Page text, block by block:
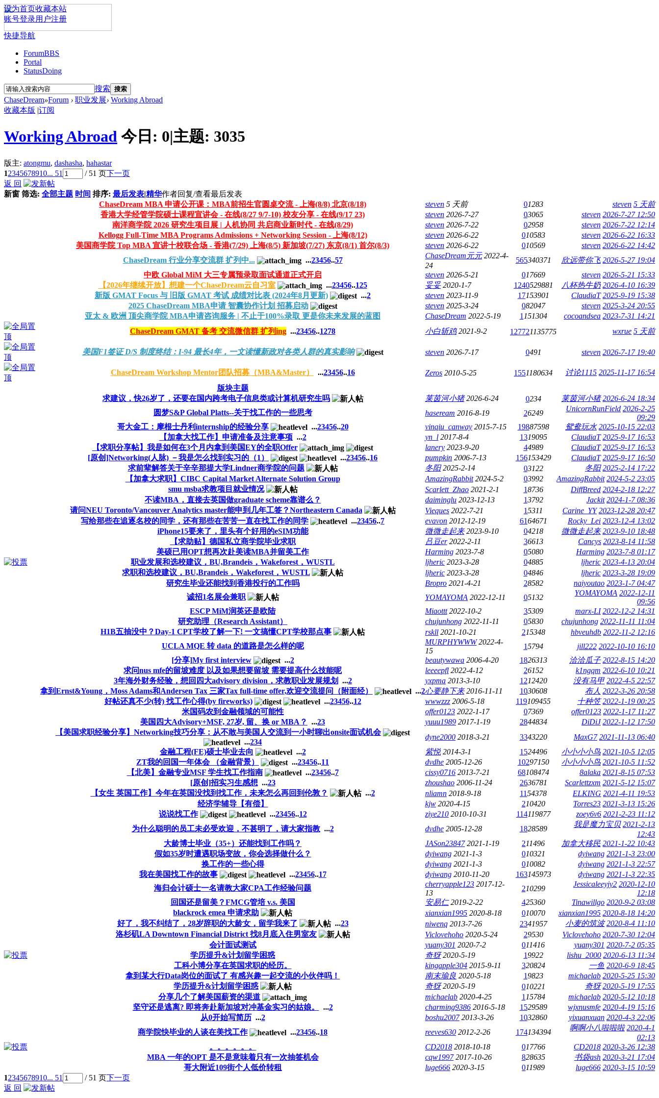
设为首页收藏本站
账号登录用户注册
快捷导航
ForumBBS
Portal
StatusDoing
搜索 搜索
ChaseDream»Forum › 职业发展› Working Abroad
收藏本版 |订阅
Working Abroad 今日: 0|主题: 3035
版主: atongmu, dashasha, hahastar
12345678910... 51 / 51 页下一页
返 回
新窗 筛选: 全部主题 时间 排序: 最后发表|精华作者回复/查看最后发表
ChaseDream MBA 申请公开课：MBA前招生官圆桌交流 - 上海(8/8) 北京(8/18)
steven 5 天前 01283 steven 5 天前
香港大学经管学院硕士课程宣讲会 - 在线(8/27 9/7-10) 校友分享 - 在线(9/17 23)
steven 2026-7-27 03065 steven 2026-7-27 12:50
南洋商学院 2026 研究生项目展 | 人机协同 共启商业新时代 - 在线(8/29)
steven 2026-7-22 02958 steven 2026-7-22 12:14
Kellogg Full-Time MBA Programs Admissions + Networking Session - 上海(8/12)
steven 2026-6-22 010583 steven 2026-6-22 16:33
美国商学院 Top MBA 宣讲十校联合场 - 香港(7/29) 上海(8/5) 新加坡(7/27) 东京(8/1) 首尔(8/3)
steven 2026-6-22 010569 steven 2026-6-22 14:42
ChaseDream 行业分享交流群 扩列中...
...23456..57
ChaseDream元元 2022-4-
24
565340371 欣远带你飞 2026-5-27 19:04
中欧 Global MiM 大三专属预录取面试通道正式开启
steven 2026-5-21 017669 steven 2026-5-21 15:33
【2026年继续开放】想建一个ChaseDream云自习室
...23456..125 妥妥 2020-1-7 1240529881 八杯热牛奶 2026-4-10 16:39
新版 GMAT Focus 与 旧版 GMAT 考试 成绩对比表 (2024年8月更新)
...2 steven 2023-11-9 17153901 ClaudiaT 2025-9-19 15:38
2025 ChaseDream MBA申请 智囊协作计划 招募启动
steven 2025-3-24 082047 steven 2025-3-24 20:55
亚太 & 欧洲 顶尖商学院 MBA申请咨询服务 | 不止于100%录取 更是你未来发展的蓝图
ChaseDream 2022-5-19 1 151304 cocoandsea 2023-7-31 14:21
ChaseDream GMAT 备考 交流微信群 扩列ing ...23456..1278 小白斩鸡 2021-9-2 127721135775 wxrue 5 天前
美国F1签证 D/S 制度终结：I-94 最长4年，一文读懂新政对各类人群的真实影响 steven 2026-7-17 0491 steven 2026-7-17 19:40
ChaseDream Workshop Mentor团队招募（MBA&Master） ...23456..16 Zeros 2010-5-25 1551180634 讨论1115 2025-11-17 16:54
版块主题
求建议，快26岁了，还要在国内跨考电子信息类或计算机研究生吗
莱茵河小猪 2026-6-24 0234 莱茵河小猪 2026-6-24 18:34
圆梦S&P Global Platts--关于找工作的一些思考
haseream 2016-8-19 26249
UnicornRunField 2026-2-25
09:29
哥大金工：摩根士丹利internship的经验分享
...23456..20 vinqiu_canway 2015-7-15 19887598 鸳鸯玩水 2025-10-15 22:03
【加拿大找工作】申请准备及注意事项 ...2 yn_l 2017-8-4 1319095 ClaudiaT 2025-9-17 16:53
【求职分享帖】我是如何在3个月内拿到美国EY的全职Offer
lanery 2023-9-20 44989 ClaudiaT 2025-9-17 16:53
[原创]Networking(人脉) －我是怎么找到实习的（1）
...23456..16 pumpkin 2006-7-13 156153429 ClaudiaT 2025-9-17 16:50
求前辈解答关于辛辛那提大学Lindner商学院的问题
冬阳 2025-2-14 03122 冬阳 2025-2-14 17:22
【加拿大求职】CIBC Capital Market Alternate Solution Group
AmazingRabbit 2024-5-2 03992 AmazingRabbit 2024-5-2 23:05
smu msba求教项目就业情况
Scarlett_Zhao 2021-2-1 18736 DiffBreed 2024-2-18 12:27
不读MBA，直接去英国做graduate scheme靠谱么？
daiminglu 2023-12-13 13792 Jackit 2024-1-7 08:36
请问NEU Toronto/Vancouver Analytics master能申到几年工签？Northeastern Canada
Vieques 2022-7-21 15311 Carine_YY 2023-12-28 20:47
写给那些在追逐名校的同学，还有那些在苦苦一直在找工作的同学
...23456..7 evavon 2012-12-19 6164671 Rocky_Lei 2023-12-4 13:02
iPhone15要来了，里头有个好用的eSIM功能
微微走起来 2023-9-10 04218 微微走起来 2023-9-10 18:48
【求助贴】德国私立商学院毕业求职
吕豆er 2022-2-11 36613 Cancys 2023-8-14 11:58
美硕已用OPT想再次赴美读MBA并留美工作
Harming 2023-7-8 05080 Harming 2023-7-8 01:17
职业发展和选校建议，BU,Brandeis，Wakeforest，WUSTL
ljheric 2023-3-28 04885 ljheric 2023-4-13 20:04
求职和选校建议，BU,Brandeis，Wakeforest，WUSTL
ljheric 2023-3-28 04846 ljheric 2023-3-28 19:09
研究生毕业还能找到香港投行的工作吗
Bropro 2021-4-21 28582 naiyoutao 2023-1-7 04:47
诚招1名展会兼职
YOMAYOMA 2022-12-11 05132
YOMAYOMA 2022-12-11
09:56
ESCP MiM润英还是欧陆
Miaottt 2022-10-2 35309 marx-LI 2022-12-2 14:31
研究助理（Research Assistant）
chujunhong 2022-11-11 05830 chujunhong 2022-11-11 11:04
H1B五抽没中？Day-1 CPT学校了解一下! 一文搞懂CPT学校那点事
rskll 2021-10-21 215348 hbveuhdb 2022-11-2 12:16
UCLA MQE 转 data 的道路是怎么样的呢
MURPHYWWW 2022-4-
15
15794 jill222 2022-10-10 16:10
[分享]My first interview
...2 beautywawa 2006-4-20 1826313 洽洽瓜子 2022-8-15 14:20
求问nus mfe的留坡难度 以及如果想要留坡 需要提高什么技能呢
leeeepfl 2022-4-12 26152 k1ngqm 2022-6-10 10:21
3年海外财务经验，想回四大advisory division，求教职业发展规划
...2 yxpma 2013-3-10 1212420 没有马甲 2022-4-5 22:57
拿到Ernst&Young，Moss Adams和Andersen Tax 三家Tax full-time offer,欢迎交流提问（附面经）
...2心要静下来 2016-11-11 1030608 布人 2022-3-26 20:58
好帖还真不少(转) 找工作心得(by fireworks)
...23456..12 wwwzzz 2006-5-18 119109455 十种笠 2022-1-19 00:25
米国码农到金融领域的可能性
offer0123 2022-1-17 07369 offer0123 2022-1-17 11:27
美国四大Advisory+MSF, 27岁, 留、换 or MBA？
...23 yuuu1989 2017-1-19 2844834 DiDiJ 2022-1-12 17:50
【美国求职经验分享】Networking技巧分享：从不敢与美国人交流到一小时聊出onsite面试机会
...234
dyne2000 2018-3-21 3343220 MaxG7 2021-11-13 06:40
金融工程(FE)硕士毕业去向
...2 紫悦 2014-3-1 1524496 小小小小鸟 2021-10-5 12:05
ZT我的回国一年体会 （金融背景）
...23456..11 dvdhe 2005-12-26 10297150 小小小小鸟 2021-10-5 11:52
【北美】金融专业MSF 学生找工作指南
...23456..7 cissy0716 2013-7-21 68108474 8alaka 2021-8-15 07:53
[原创]招实习生感想 ...23 zhoushao 2006-11-24 2636781 Scarlettzxm 2021-5-12 15:07
【女生 英国工作】今年在英国没找到找工作，未来怎么再回到伦敦？
...2 nliamn 2018-9-18 1154378 ELKING 2021-4-11 19:53
经济学辅导【有偿】
kjw 2020-4-15 210420 Torres23 2021-3-13 15:26
说说找工作
...23456..12 ziye210 2010-10-31 114119877 zoey6v6 2021-2-23 11:12
为什么聪明的员工未必受欢迎，不甚明了，请大家指教 ...2 dvdhe 2005-12-28 1828589
我是魔力宝贝 2021-2-13
12:43
大龄博士毕业（35+）还能找到工作吗？
JASon23847 2021-1-19 211496 加拿大移民 2021-1-22 10:43
假如35岁时遭遇职场变故，你会选择做什么？
dyiwang 2021-1-3 010321 dyiwang 2021-1-3 23:00
换工作的一些心得
dyiwang 2021-1-3 010082 dyiwang 2021-1-3 22:57
我在美国找工作的故事
...23456..17 dyiwang 2010-11-20 163145973 dyiwang 2021-1-3 22:35
海归会计硕士一名请教大家CPA工作经验问题
cherryapple123 2017-12-
13
210299
Jessicaleeyjy2 2020-12-10
12:18
回国还是留美？FMCG管培 v.s. 美国
安易仁 2019-2-22 425360 Tinawillgo 2020-9-2 03:08
blackrock emea 申请求助
xianxian1995 2020-8-18 010070 xianxian1995 2020-8-18 14:20
好了，我不纠结了，28岁辞职的大龄女，留学我来了
...23 niwenq 2013-7-26 2341957 小麦的筑波 2020-8-4 11:10
洛杉矶LA Downtown Financial District 找8月底入住男室友
Viclovehoho 2020-5-24 29530 Viclovehoho 2020-7-30 12:04
会计面试测试
yuany301 2020-7-2 011416 yuany301 2020-7-2 05:35
学历提升&计划留学困惑
奇犽 2020-5-19 19922 lishu_2000 2020-6-13 11:34
工科小博分享在英国求职的经历。
kingapple304 2015-9-11 320824 一鱼 2020-6-9 18:45
拿到某大行Data岗位的面试了 有感兴趣一起交流的小伙伴吗！
南末瑜良 2020-5-18 19823 michaelab 2020-5-25 15:30
学历提升&计划留学困惑
奇犽 2020-5-19 010221 奇犽 2020-5-19 17:55
分享几个了解美国薪资的渠道
michaelab 2020-4-25 1 15784 michaelab 2020-5-12 10:18
坚守还是逃离? 即将奔赴新加坡对冲基金实习的姑娘。
...2 charming9386 2016-5-18 1529589 wjxnusmfe 2020-4-19 15:16
从0开始写简历 ...2 boshu2007 2013-3-26 1032860 yixuanxuan 2020-4-3 22:06
商学院快毕业的人谈在美找工作
...23456..18 reeves630 2012-2-26 174134394
啊啊小八啦啦啦 2020-4-1
02:13
。。。。。。
CD2018 2018-10-18 017766 CD2018 2020-3-26 12:38
MBA 一年的OPT 是不是意味着只有一次抽签机会
cqw1997 2017-10-26 828635 书袋ash 2020-3-21 17:04
哥大附近109街个人低价转租
luge666 2020-3-15 011989 luge666 2020-3-15 10:59
12345678910... 51 / 51 页下一页
返 回